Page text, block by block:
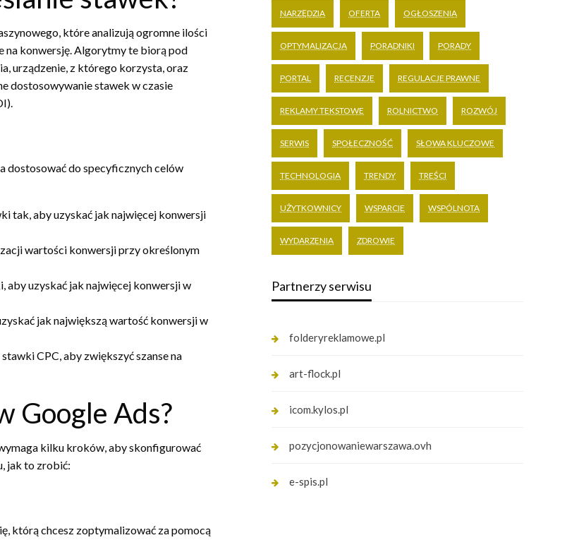
które analizują ogromne ilości
na konwersję. Algorytmy te biorą pod
urządzenie, z którego korzysta, oraz
dostosowywanie stawek w czasie
dostosować do specyficznych celów
tak, aby uzyskać jak najwięcej konwersji
wartości konwersji przy określonym
aby uzyskać jak najwięcej konwersji w
jak największą wartość konwersji w
CPC, aby zwiększyć szanse na
Google Ads?
kilku kroków, aby skonfigurować
jak to zrobić:
którą chcesz zoptymalizować za pomocą
NARZĘDZIA OFERTA OGŁOSZENIA
OPTYMALIZACJA PORADNIKI PORADY
PORTAL RECENZJE REGULACJE PRAWNE
REKLAMY TEKSTOWE ROLNICTWO ROZWÓJ
SERWIS SPOŁECZNOŚĆ SŁOWA KLUCZOWE
TECHNOLOGIA TRENDY TREŚCI
UŻYTKOWNICY WSPARCIE WSPÓLNOTA
WYDARZENIA ZDROWIE
Partnerzy serwisu
folderyreklamowe.pl
art-flock.pl
icom.kylos.pl
pozycjonowaniewarszawa.ovh
e-spis.pl